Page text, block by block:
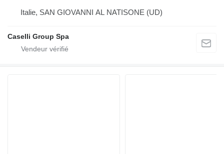
Italie, SAN GIOVANNI AL NATISONE (UD)
Caselli Group Spa